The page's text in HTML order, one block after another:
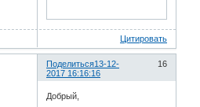
Цитировать
Поделиться 16
13-12-
2017 16:16:16
Добрый,